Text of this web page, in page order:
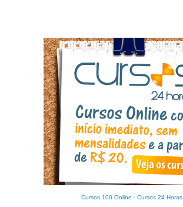
Cursos 100 Online - Cursos 24 Horas